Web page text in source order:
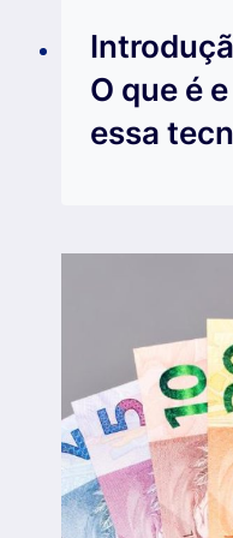
O que é
essa